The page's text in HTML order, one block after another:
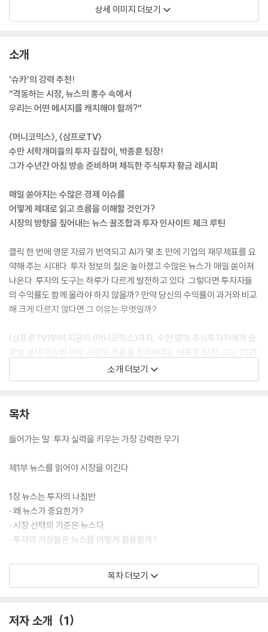
상세 이미지 더보기
소개
‘슈카’의 강력 추천!
“격동하는 시장, 뉴스의 홍수 속에서
우리는 어떤 메시지를 캐치해야 할까?”
〈머니코믹스〉, 〈삼프로TV〉
수만 서학개미들의 투자 길잡이, 박종훈 팀장!
그가 수년간 아침 방송 준비하며 체득한 주식투자 황금 레시피
매일 쏟아지는 수많은 경제 이슈를
어떻게 제대로 읽고 흐름을 이해할 것인가?
시장의 방향을 짚어내는 뉴스 꿀조합과 투자 인사이트 체크 루틴
클릭 한 번에 영문 자료가 번역되고 AI가 몇 초 만에 기업의 재무제표를 요
약해 주는 시대다. 투자 정보의 질은 높아졌고 수많은 뉴스가 매일 쏟아져
나온다. 투자의 도구는 하루가 다르게 발전하고 있다. 그렇다면 투자자들
의 수익률도 함께 올라야 하지 않을까? 만약 당신의 수익률이 과거와 비교
해 크게 다르지 않다면 그 이유는 무엇일까?
〈삼프로TV〉부터 지금의 〈머니코믹스〉까지, 수만 명의 주식투자자에게 글
로벌 경제 이슈와 미국 시장의 흐름을 정리해주는 박종훈 팀장. 그는 2021
년부터 지금까지 수년간 아침 방송을 해오고 있다. 매일 새벽마다 방송을
준비하기 위해 핵심 정보만 빠르게 추려내는 일을 오랫동안 해오며 그는
를 정리한 것이다. 바쁜 투자자들도 하루 30분만 투자하면 스스로 시장을
자자들이라면 반드시 봐야 할 최소한의 체크리스트이다. 단순히 최신 뉴스
키워주는 투자자들의 무기가 될 책이다.
소개 더보기
목차
들어가는 말: 투자 실력을 키우는 가장 강력한 무기
제1부 뉴스를 읽어야 시장을 이긴다
1장 뉴스는 투자의 나침반
· 왜 뉴스가 중요한가?
· 시장 선택의 기준은 뉴스다
· 투자의 거장들은 뉴스를 어떻게 활용할까?
2장 시그널과 노이즈를 구분하는 법
· 시그널 뉴스 제대로 읽기②: 경제지표
목차 더보기
저자 소개 1